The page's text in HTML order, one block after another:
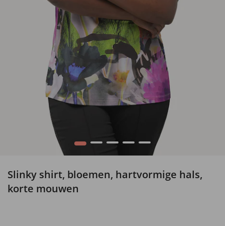
1 2 3 4 5
Slinky shirt, bloemen, hartvormige hals,
korte mouwen